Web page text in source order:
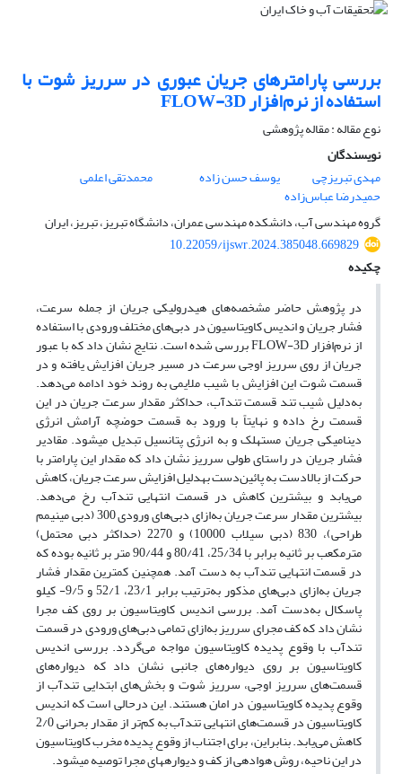
بررسی پارامترهای جریان عبوری در سرریز شوت با
استفاده از نرم‌افزار FLOW-3D
نوع مقاله : مقاله پژوهشی
نویسندگان
مهدی تبریزچی
یوسف حسن زاده محمدتقی اعلمی
حمیدرضا عباس‌زاده
گروه مهندسی آب، دانشکده مهندسی عمران، دانشگاه تبریز، تبریز، ایران
10.22059/ijswr.2024.385048.669829
چکیده
در پژوهش حاضر مشخصه‌های هیدرولیکی جریان از جمله سرعت،
فشار جریان و اندیس کاویتاسیون در دبی‌های مختلف ورودی با استفاده
از نرم‌افزار FLOW-3D بررسی شده است. نتایج نشان داد که با عبور
جریان از روی سرریز اوجی سرعت در مسیر جریان افزایش یافته و در
قسمت شوت این افزایش با شیب ملایمی به روند خود ادامه می‌دهد.
به‌دلیل شیب تند قسمت تندآب، حداکثر مقدار سرعت جریان در این
قسمت رخ داده و نهایتاً با ورود به قسمت حوضچه آرامش انرژی
دینامیکی جریان مستهلک و به انرژی پتانسیل تبدیل می‏شود. مقادیر
فشار جریان در راستای طولی سرریز نشان داد که مقدار این پارامتر با
حرکت از بالادست به پائین‌دست به‏دلیل افزایش سرعت جریان، کاهش
می‌یابد و بیشترین کاهش در قسمت انتهایی تندآب رخ می‌دهد.
بیشترین مقدار سرعت جریان به‌ازای دبی‌های ورودی 300 (دبی مینیمم
طراحی)، 830 (دبی سیلاب 10000) و 2270 (حداکثر دبی محتمل)
مترمکعب بر ثانیه برابر با 25/34، 80/41 و 90/44 متر بر ثانیه بوده که
در قسمت انتهایی تندآب به دست آمد. همچنین کمترین مقدار فشار
جریان به‌ازای دبی‌های مذکور به‌ترتیب برابر 23/1، 52/1 و 9/5- کیلو
پاسکال به‌دست آمد. بررسی اندیس کاویتاسیون بر روی کف مجرا
نشان داد که کف مجرای سرریز به‌ازای تمامی دبی‌های ورودی در قسمت
تندآب با وقوع پدیده کاویتاسیون مواجه می‌گردد. بررسی اندیس
کاویتاسیون بر روی دیواره‌های جانبی نشان داد که دیواره‌های
قسمت‌های سرریز اوجی، سرریز شوت و بخش‌های ابتدایی تندآب از
وقوع پدیده کاویتاسیون در امان هستند. این درحالی است که اندیس
کاویتاسیون در قسمت‌های انتهایی تندآب به کم‌تر از مقدار بحرانی 2/0
کاهش می‌یابد. بنابراین، برای اجتناب از وقوع پدیده مخرب کاویتاسیون
در این ناحیه، روش هوادهی از کف و دیواره‏های مجرا توصیه می‏شود.